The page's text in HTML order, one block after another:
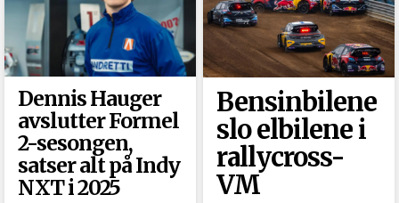
Dennis Hauger
avslutter Formel
2-sesongen,
satser alt på Indy
NXT i 2025
Bensinbilene
slo elbilene i
rallycross-
VM